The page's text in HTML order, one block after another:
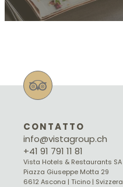
CONTATTO
info@vistagroup.ch
+41 91 791 11 81
Vista Hotels & Restaurants SA
Piazza Giuseppe Motta 29
6612 Ascona | Ticino | Svizzera